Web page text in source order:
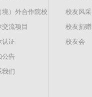
境）外合作院校
交流项目
认证
公告
我们
校友风采
校友捐赠
校友会